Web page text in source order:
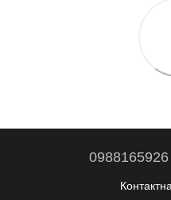
0988165926